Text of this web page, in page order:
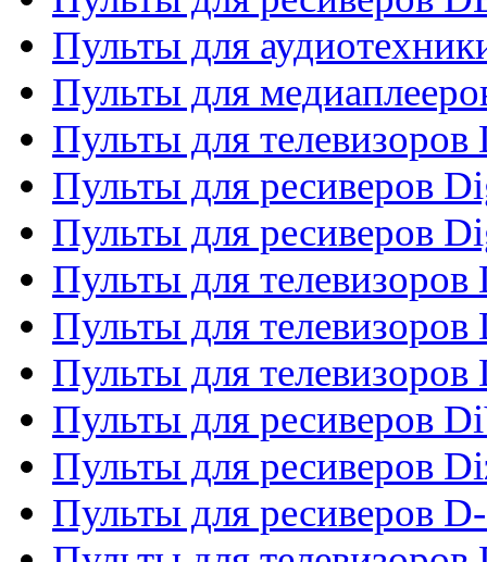
Пульты для
Пульты для
Пульты для телевизоров
Пульты для ресиверов
Пульты для ресиверов
Пульты для
Пульты для
Пульты для телевизоров
Пульты для ресиверов
Пульты для ресиверов
Пульты для ресиверов